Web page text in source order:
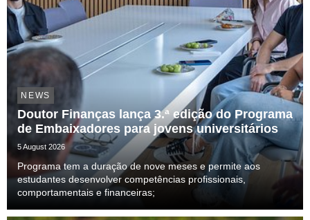
NEWS
Doutor Finanças lança 3.ª edição do Programa
de Embaixadores para jovens universitários
5 August 2026
Programa tem a duração de nove meses e permite aos
estudantes desenvolver competências profissionais,
comportamentais e financeiras;